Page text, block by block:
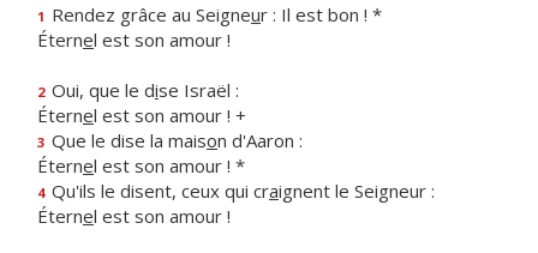
1 Rendez grâce au Seigneur : Il est bon ! *
Éternel est son amour !
2 Oui, que le dise Israël :
Éternel est son amour ! +
3 Que le dise la maison d'Aaron :
Éternel est son amour ! *
4 Qu'ils le disent, ceux qui craignent le Seigneur :
Éternel est son amour !